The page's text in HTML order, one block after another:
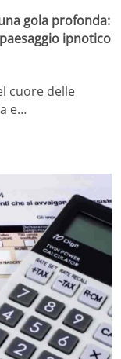
gola profonda:
ipnotico
cuore delle
e…